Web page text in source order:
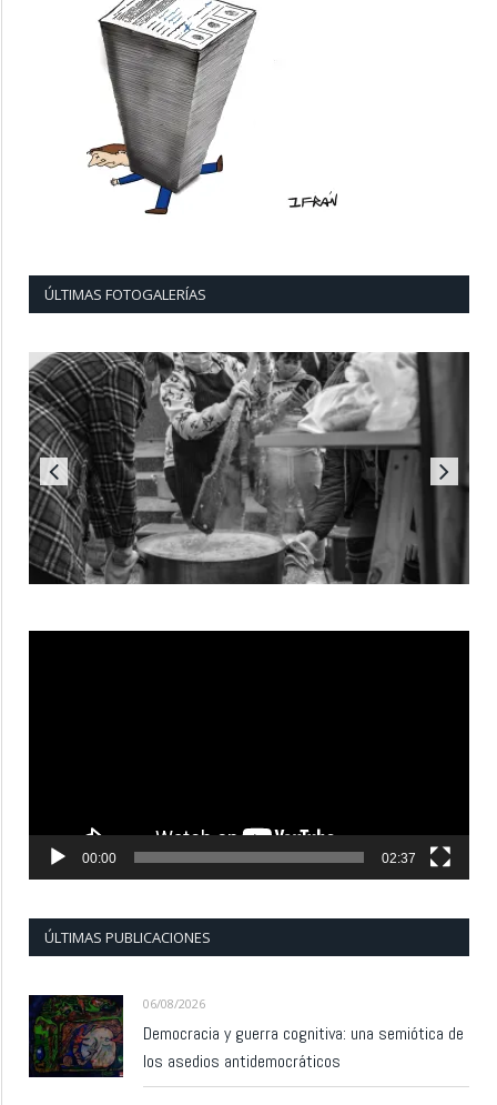
ÚLTIMAS FOTOGALERÍAS
00:00 02:37
ÚLTIMAS PUBLICACIONES
06/08/2026
Democracia y guerra cognitiva: una semiótica de
los asedios antidemocráticos